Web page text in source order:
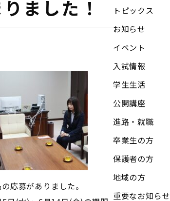
ました！
応募がありました。
トピックス
お知らせ
イベント
入試情報
学生生活
公開講座
進路・就職
卒業生の方
保護者の方
地域の方
重要なお知らせ